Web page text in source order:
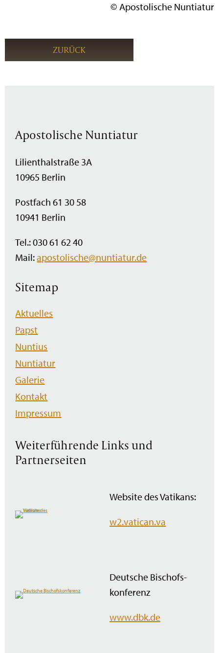
© Apostolische Nuntiatur
ZURÜCK
Apostolische Nuntiatur
Lilienthalstraße 3A
10965 Berlin
Postfach 61 30 58
10941 Berlin
Tel.: 030 61 62 40
Mail:apostolische@nuntiatur.de
Sitemap
Navigation
überspringen
Aktuelles
Papst
Nuntius
Nuntiatur
Galerie
Kontakt
Impressum
Weiterführende Links und
Partnerseiten
Website des Vatikans:
w2.vatican.va
Deutsche Bischofs­
konferenz
www.dbk.de